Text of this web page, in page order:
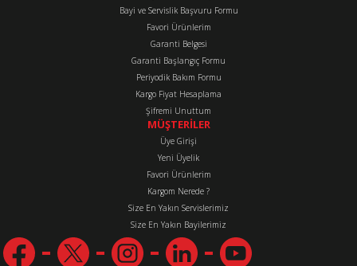
Bayi ve Servislik Başvuru Formu
Favori Ürünlerim
Garanti Belgesi
Garanti Başlangıç Formu
Periyodik Bakım Formu
Kargo Fiyat Hesaplama
Şifremi Unuttum
MÜŞTERİLER
Üye Girişi
Yeni Üyelik
Favori Ürünlerim
Kargom Nerede ?
Size En Yakın Servislerimiz
Size En Yakın Bayilerimiz